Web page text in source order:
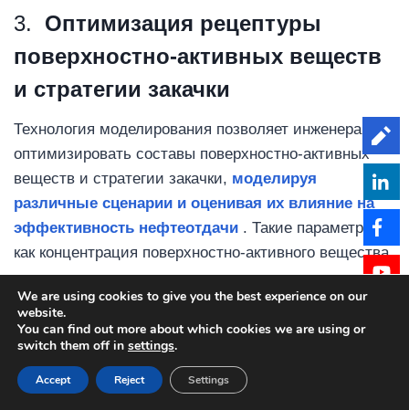
3. Оптимизация рецептуры
поверхностно-активных веществ
и стратегии закачки
Технология моделирования позволяет инженерам
оптимизировать составы поверхностно-активных
веществ и стратегии закачки, моделируя
различные сценарии и оценивая их влияние на
эффективность нефтеотдачи . Такие параметры,
как концентрация поверхностно-активного вещества,
скорость закачки, время закачки и расположение
скважины, можно регулировать, чтобы
максимизировать эффективность охвата и
минимизировать потери поверхностно-активного
вещества.
We are using cookies to give you the best experience on our
website.
You can find out more about which cookies we are using or
switch them off in settings.
Accept Reject Settings